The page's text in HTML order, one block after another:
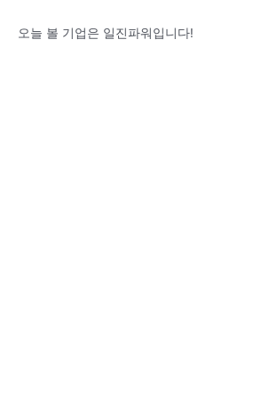
오늘 볼 기업은 일진파워입니다!